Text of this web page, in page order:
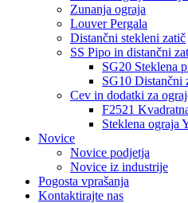
Zunanja ograja
Louver Pergala
Distančni stekleni zatič
SS Pipo in distančni
SG20 Steklena
SG10 Distančni
Cev in dodatki za
F2521
Steklena ograja
Novice
Novice podjetja
Novice iz industrije
Pogosta vprašanja
Kontaktirajte nas